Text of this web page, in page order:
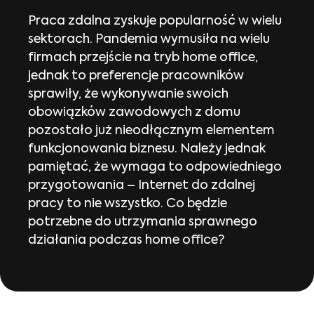
Praca zdalna zyskuje popularność w wielu
sektorach. Pandemia wymusiła na wielu
firmach przejście na tryb home office,
jednak to preferencje pracowników
sprawiły, że wykonywanie swoich
obowiązków zawodowych z domu
pozostało już nieodłącznym elementem
funkcjonowania biznesu. Należy jednak
pamiętać, że wymaga to odpowiedniego
przygotowania – Internet do zdalnej
pracy to nie wszystko. Co będzie
potrzebne do utrzymania sprawnego
działania podczas home office?